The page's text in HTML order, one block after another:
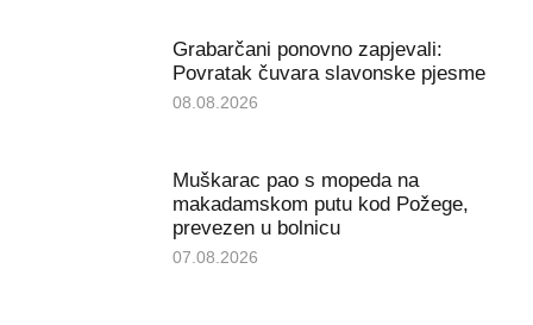
Grabarčani ponovno zapjevali:
Povratak čuvara slavonske pjesme
08.08.2026
Muškarac pao s mopeda na
makadamskom putu kod Požege,
prevezen u bolnicu
07.08.2026